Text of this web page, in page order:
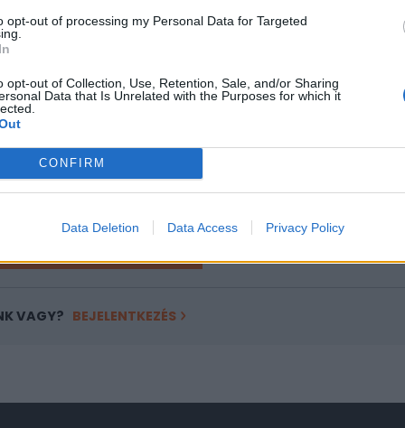
opt-out of processing my Personal Data for Targeted
opt-out of Collection, Use, Retention, Sale, and/or Sharing
Data that Is Unrelated with the Purposes for which it
CONFIRM
Data Deletion Data Access Privacy Policy
portfolio.hu hírarchívumához tartozik, melynek olvasása
cikkarchívum
elmúlt 2 év napon belüli
VAGY? BEJELENTKEZÉS